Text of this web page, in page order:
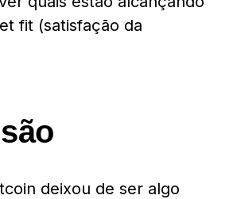
fit (satisfação da
deixou de ser algo